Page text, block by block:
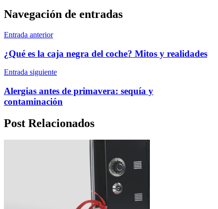
Navegación de entradas
Entrada anterior
¿Qué es la caja negra del coche? Mitos y realidades
Entrada siguiente
Alergias antes de primavera: sequía y
contaminación
Post Relacionados